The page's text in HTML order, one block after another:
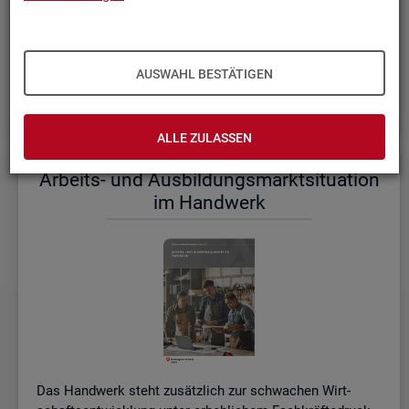
AUSWAHL BESTÄTIGEN
ALLE ZULASSEN
einem etwas er­höh­ten Ni­veau.
lich im ak­tu­el­len
Mo­nats­be­richt (PDF, 2MB)be­reit.
Ar­beits- und Aus­bil­dungs­markt­si­tua­ti­on
im Hand­werk
Das Hand­werk steht zu­sätz­lich zur schwa­chen Wirt­